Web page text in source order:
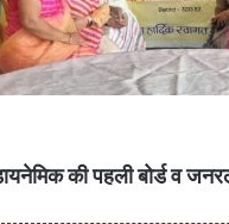
की पहली बोर्ड व